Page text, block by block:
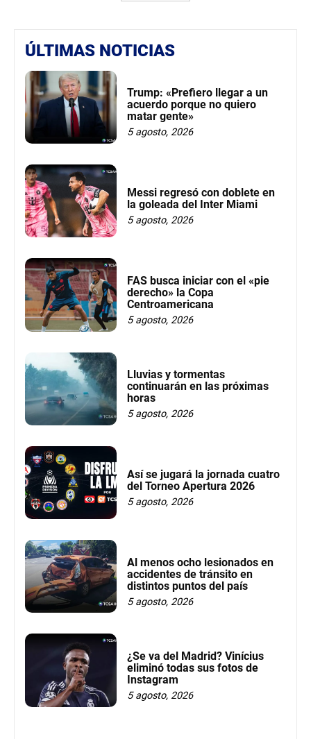
ÚLTIMAS NOTICIAS
Trump: «Prefiero llegar a un
acuerdo porque no quiero
matar gente»
5 agosto, 2026
Messi regresó con doblete en
la goleada del Inter Miami
5 agosto, 2026
FAS busca iniciar con el «pie
derecho» la Copa
Centroamericana
5 agosto, 2026
Lluvias y tormentas
continuarán en las próximas
horas
5 agosto, 2026
Así se jugará la jornada cuatro
del Torneo Apertura 2026
5 agosto, 2026
Al menos ocho lesionados en
accidentes de tránsito en
distintos puntos del país
5 agosto, 2026
¿Se va del Madrid? Vinícius
eliminó todas sus fotos de
Instagram
5 agosto, 2026